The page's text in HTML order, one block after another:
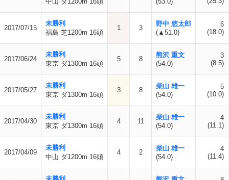
2017/07/15
未勝利
福島 芝1200m 16頭
1 3
野中 悠太郎
(▲51.0)
6
(18.0)
2017/06/24
未勝利
東京 ダ1300m 16頭
5 8
熊沢 重文
(54.0)
3
(8.5)
2017/05/27
未勝利
東京 ダ1300m 16頭
3 8
柴山 雄一
(54.0)
5
(10.0)
2017/04/30
未勝利
東京 ダ1300m 16頭
4 11
柴山 雄一
(54.0)
4
(11.1)
2017/04/09
未勝利
中山 ダ1200m 16頭
4 2
柴山 雄一
(54.0)
4
(11.4)